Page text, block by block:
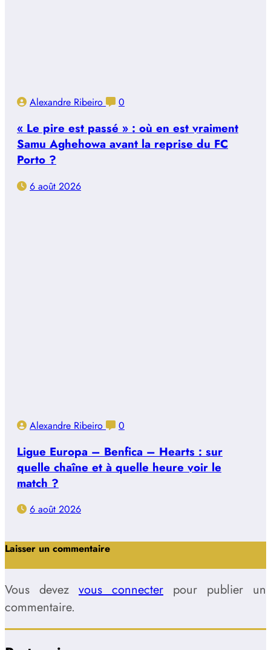
Alexandre Ribeiro 0
« Le pire est passé » : où en est vraiment
Samu Aghehowa avant la reprise du FC
Porto ?
6 août 2026
Alexandre Ribeiro 0
Ligue Europa – Benfica – Hearts : sur
quelle chaîne et à quelle heure voir le
match ?
6 août 2026
Laisser un commentaire
Vous devez vous connecter pour publier un
commentaire.